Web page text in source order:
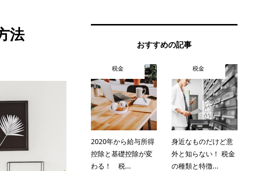
法
おすすめの記事
税金
2020年から給与所得
控除と基礎控除が変
わる！ 税...
税金
身近なものだけど意
外と知らない！ 税金
の種類と特徴...